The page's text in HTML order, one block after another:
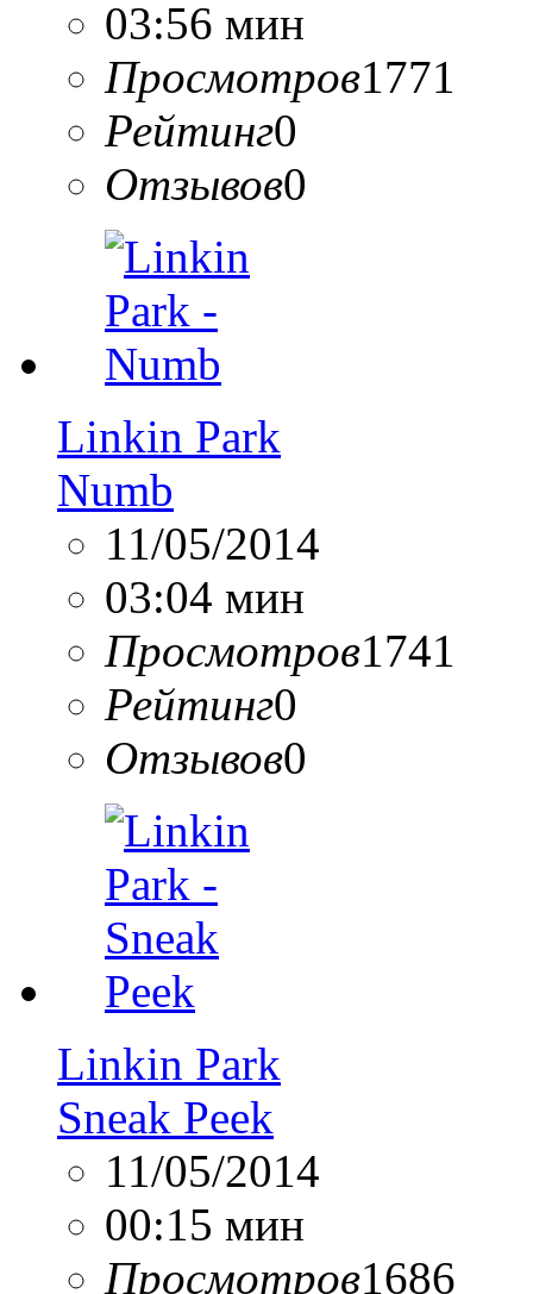
03:56 мин
Просмотров1771
Рейтинг0
Отзывов0
Linkin Park
Numb
11/05/2014
03:04 мин
Просмотров1741
Рейтинг0
Отзывов0
Linkin Park
Sneak Peek
11/05/2014
00:15 мин
Просмотров1686